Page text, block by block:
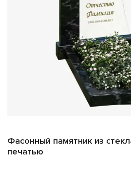
Фасонный памятник из
печатью